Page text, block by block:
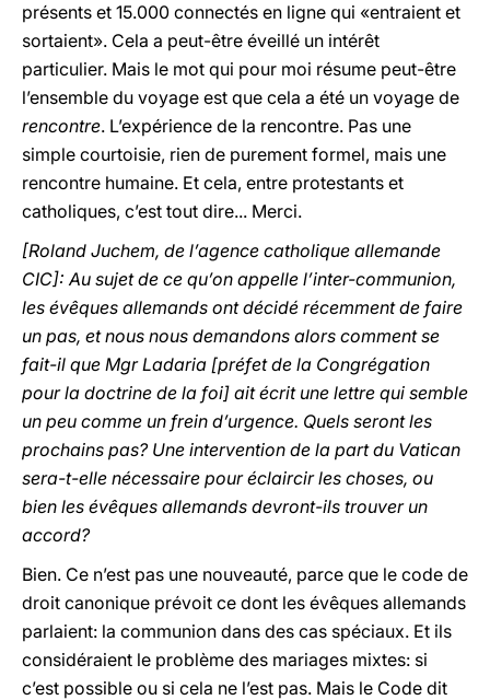
présents et 15.000 connectés en ligne qui «entraient et
sortaient». Cela a peut-être éveillé un intérêt
particulier. Mais le mot qui pour moi résume peut-être
l’ensemble du voyage est que cela a été un voyage de
rencontre. L’expérience de la rencontre. Pas une
simple courtoisie, rien de purement formel, mais une
rencontre humaine. Et cela, entre protestants et
catholiques, c’est tout dire... Merci.
[Roland Juchem, de l’agence catholique allemande
CIC]: Au sujet de ce qu’on appelle l’inter-communion,
les évêques allemands ont décidé récemment de faire
un pas, et nous nous demandons alors comment se
fait-il que Mgr Ladaria [préfet de la Congrégation
pour la doctrine de la foi] ait écrit une lettre qui semble
un peu comme un frein d’urgence. Quels seront les
prochains pas? Une intervention de la part du Vatican
sera-t-elle nécessaire pour éclaircir les choses, ou
bien les évêques allemands devront-ils trouver un
accord?
Bien. Ce n’est pas une nouveauté, parce que le code de
droit canonique prévoit ce dont les évêques allemands
parlaient: la communion dans des cas spéciaux. Et ils
considéraient le problème des mariages mixtes: si
c’est possible ou si cela ne l’est pas. Mais le Code dit